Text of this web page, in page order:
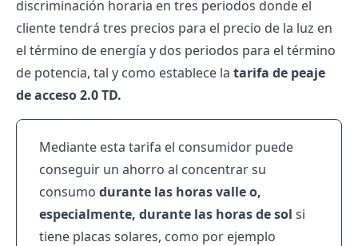
discriminación horaria en tres periodos donde el
cliente tendrá tres precios para el precio de la luz en
el término de energía y dos periodos para el término
de potencia, tal y como establece la tarifa de peaje
de acceso 2.0 TD.
Mediante esta tarifa el consumidor puede
conseguir un ahorro al concentrar su
consumo durante las horas valle o,
especialmente, durante las horas de sol si
tiene placas solares, como por ejemplo